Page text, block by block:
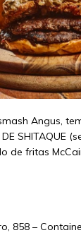
Angus,
SHITAQUE
de fritas
858 –